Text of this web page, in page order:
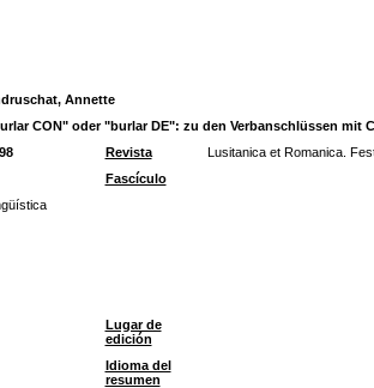
Annette
CON" oder "burlar DE": zu den Verbanschlüssen mit
Revista
Lusitanica et Romanica.
Fascículo
Lugar de
edición
Idioma del
resumen